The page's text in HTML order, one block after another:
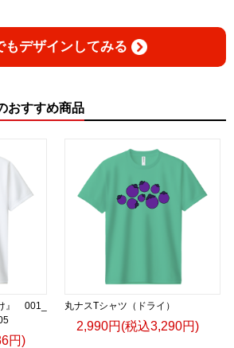
もデザインしてみる
おすすめ商品
』 001_
円)
丸ナスTシャツ（ドライ）
2,990円(税込3,290円)